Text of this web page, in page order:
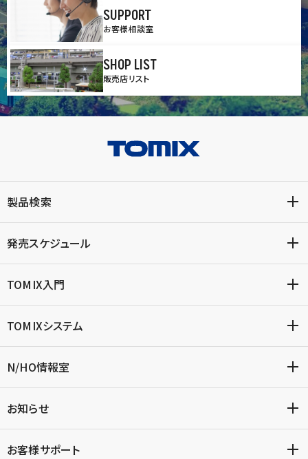
SUPPORT
お客様相談室
SHOP LIST
販売店リスト
製品検索
発売スケジュール
TOMIX入門
TOMIXシステム
N/HO情報室
お知らせ
お客様サポート